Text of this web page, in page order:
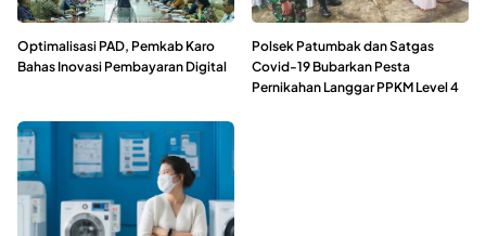
Optimalisasi PAD, Pemkab Karo
Bahas Inovasi Pembayaran Digital
Polsek Patumbak dan Satgas
Covid-19 Bubarkan Pesta
Pernikahan Langgar PPKM Level 4